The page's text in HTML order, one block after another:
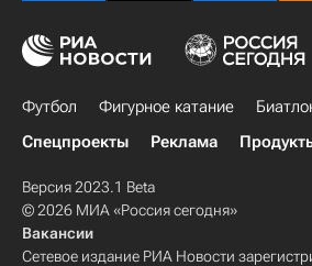
Футбол Фигурное катание
Спецпроекты
Реклама
Версия 2023.1 Beta
© 2026 МИА «Россия сегодня»
Вакансии
Сетевое издание РИА Новости